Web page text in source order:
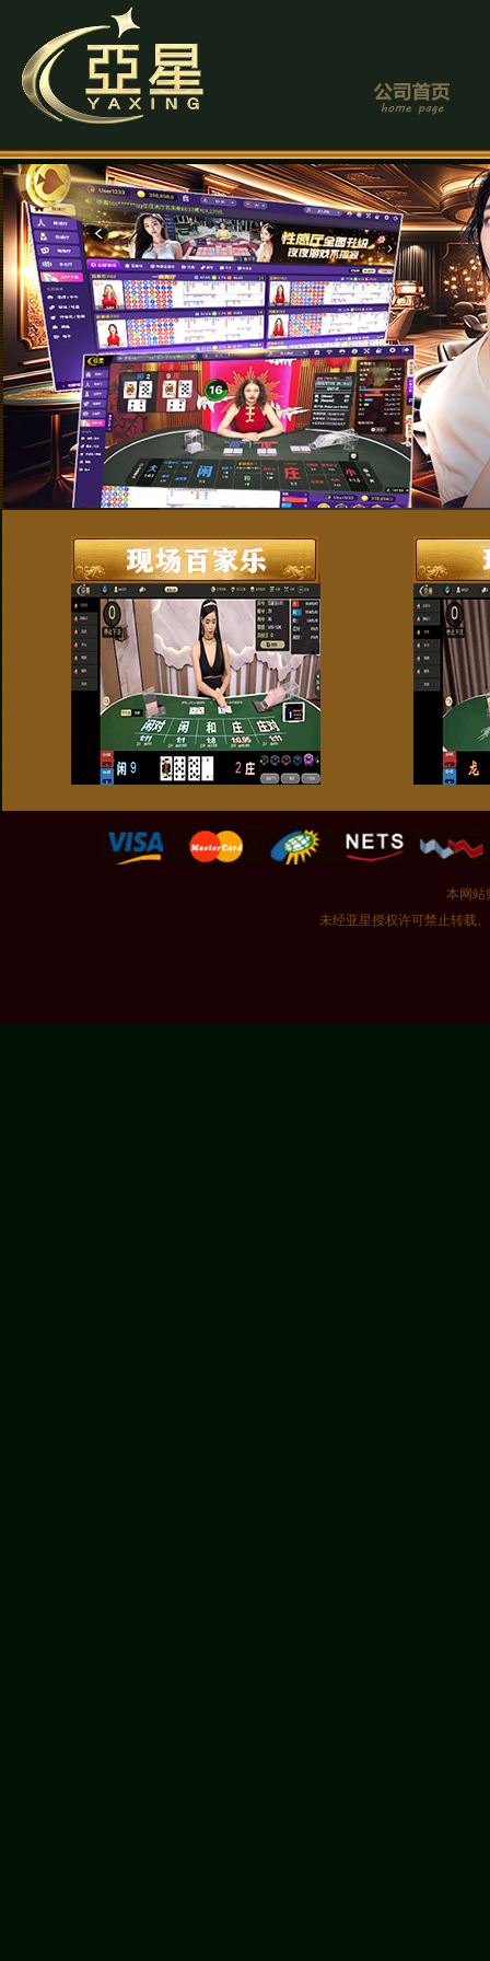
本网站
未经亚星授权许可禁止转载